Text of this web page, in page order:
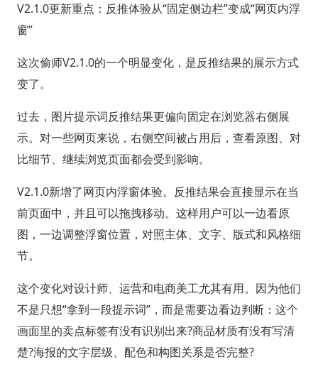
V2.1.0更新重点：反推体验从“固定侧边栏”变成“网页内浮
窗”
这次偷师V2.1.0的一个明显变化，是反推结果的展示方式
变了。
过去，图片提示词反推结果更偏向固定在浏览器右侧展
示。对一些网页来说，右侧空间被占用后，查看原图、对
比细节、继续浏览页面都会受到影响。
V2.1.0新增了网页内浮窗体验。反推结果会直接显示在当
前页面中，并且可以拖拽移动。这样用户可以一边看原
图，一边调整浮窗位置，对照主体、文字、版式和风格细
节。
这个变化对设计师、运营和电商美工尤其有用。因为他们
不是只想“拿到一段提示词”，而是需要边看边判断：这个
画面里的卖点标签有没有识别出来?商品材质有没有写清
楚?海报的文字层级、配色和构图关系是否完整?